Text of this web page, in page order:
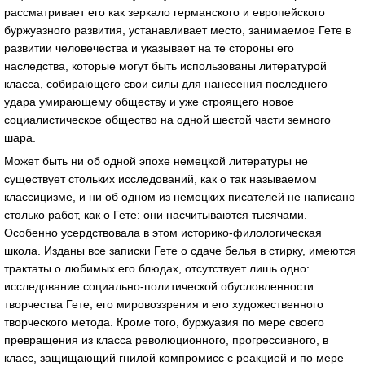
рассматривает его как зеркало германского и европейского
буржуазного развития, устанавливает место, занимаемое Гете в
развитии человечества и указывает на те стороны его
наследства, которые могут быть использованы литературой
класса, собирающего свои силы для нанесения последнего
удара умирающему обществу и уже строящего новое
социалистическое общество на одной шестой части земного
шара.
Может быть ни об одной эпохе немецкой литературы не
существует стольких исследований, как о так называемом
классицизме, и ни об одном из немецких писателей не написано
столько работ, как о Гете: они насчитываются тысячами.
Особенно усердствовала в этом историко-филологическая
школа. Изданы все записки Гете о сдаче белья в стирку, имеются
трактаты о любимых его блюдах, отсутствует лишь одно:
исследование социально-политической обусловленности
творчества Гете, его мировоззрения и его художественного
творческого метода. Кроме того, буржуазия по мере своего
превращения из класса революционного, прогрессивного, в
класс, защищающий гнилой компромисс с реакцией и по мере